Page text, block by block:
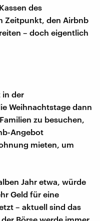
des
Zeitpunkt, den Airbnb
– doch eigentlich
in der
Weihnachtstage dann
zu besuchen,
Angebot
mieten, um
Jahr etwa, würde
Geld für eine
– aktuell sind das